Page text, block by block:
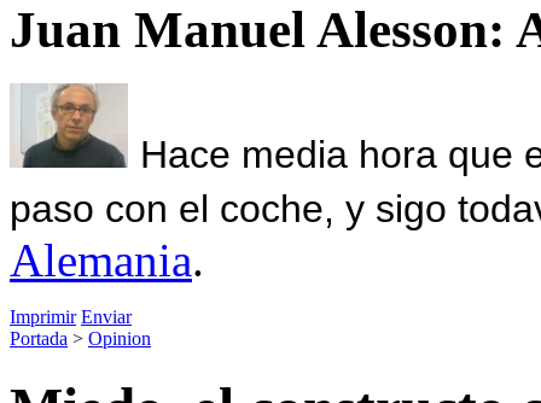
Juan Manuel Alesson:
Hace media hora que
paso con el coche, y sigo
Alemania.
Imprimir Enviar
Portada > Opinion